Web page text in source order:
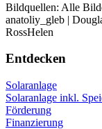
Bildquellen: Alle
anatoliy_gleb |
RossHelen
Entdecken
Solaranlage
Solaranlage inkl.
Förderung
Finanzierung